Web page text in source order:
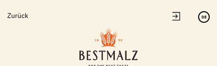
Inhalt
Zurück DE